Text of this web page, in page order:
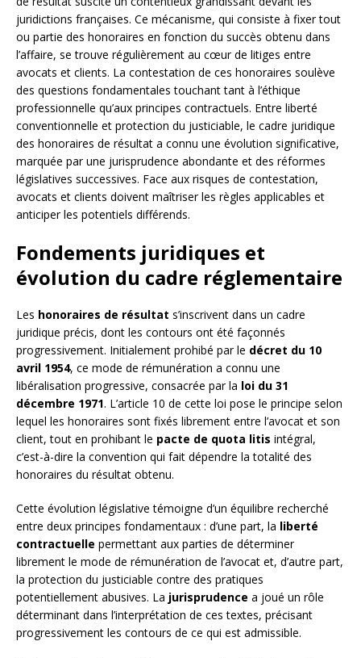
juridictions françaises. Ce mécanisme, qui consiste à fixer tout
ou partie des honoraires en fonction du succès obtenu dans
l’affaire, se trouve régulièrement au cœur de litiges entre
avocats et clients. La contestation de ces honoraires soulève
des questions fondamentales touchant tant à l’éthique
professionnelle qu’aux principes contractuels. Entre liberté
conventionnelle et protection du justiciable, le cadre juridique
des honoraires de résultat a connu une évolution significative,
marquée par une jurisprudence abondante et des réformes
législatives successives. Face aux risques de contestation,
avocats et clients doivent maîtriser les règles applicables et
anticiper les potentiels différends.
Fondements juridiques et
évolution du cadre réglementaire
Les honoraires de résultat s’inscrivent dans un cadre
juridique précis, dont les contours ont été façonnés
progressivement. Initialement prohibé par le décret du 10
avril 1954, ce mode de rémunération a connu une
libéralisation progressive, consacrée par la loi du 31
décembre 1971. L’article 10 de cette loi pose le principe selon
lequel les honoraires sont fixés librement entre l’avocat et son
client, tout en prohibant le pacte de quota litis intégral,
c’est-à-dire la convention qui fait dépendre la totalité des
honoraires du résultat obtenu.
Cette évolution législative témoigne d’un équilibre recherché
entre deux principes fondamentaux : d’une part, la liberté
contractuelle permettant aux parties de déterminer
librement le mode de rémunération de l’avocat et, d’autre part,
la protection du justiciable contre des pratiques
potentiellement abusives. La jurisprudence a joué un rôle
déterminant dans l’interprétation de ces textes, précisant
progressivement les contours de ce qui est admissible.